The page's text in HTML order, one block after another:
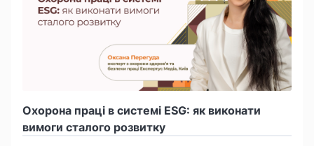
Охорона праці в системі ESG: як виконати
вимоги сталого розвитку